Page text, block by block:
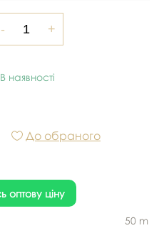
В наявності
До обраного
оптову ціну
50 m